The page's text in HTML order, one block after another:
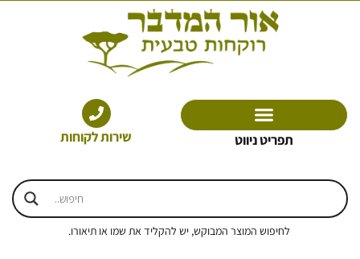
תפריט ניווט שירות לקוחות
לחיפוש המוצר המבוקש, יש להקליד את שמו או תיאורו.